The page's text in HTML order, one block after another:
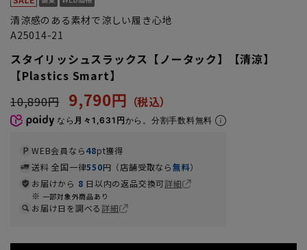
清涼感のある素材で涼しい履き心地
A25014-21
スタイリッシュスラックス【ノータック】【清涼】
【Plastics Smart】
10,890円
9,790円
なら 月々1,631円から。分割手数料無料
WEB会員なら48pt獲得
送料 全国一律550円（店舗受取なら無料）
お届けから 8 日以内の返品交換可詳細
一部対象外商品あり
お届け日を調べる詳細